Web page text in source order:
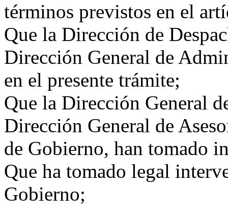
términos previstos en el
Que la Dirección de
Dirección General de
en el presente trámite;
Que la Dirección General
Dirección General de
de Gobierno, han tomado
Que ha tomado legal
Gobierno;